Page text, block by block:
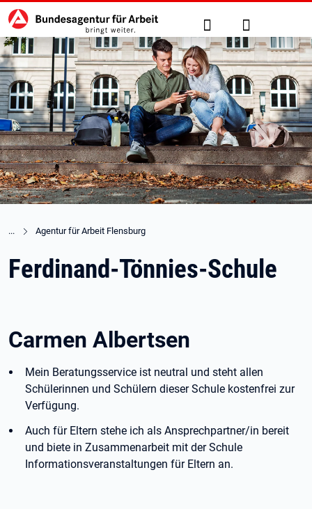
zu den Hauptinhalten springen
Hauptnavigation Suche Anmelden
Agentur für Arbeit Flensburg
Ferdinand-Tönnies-Schule
Carmen Albertsen
Mein Beratungsservice ist neutral und steht allen
Schülerinnen und Schülern dieser Schule kostenfrei zur
Verfügung.
Auch für Eltern stehe ich als Ansprechpartner/in bereit
und biete in Zusammenarbeit mit der Schule
Informationsveranstaltungen für Eltern an.